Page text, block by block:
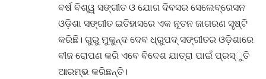
ବର୍ଷ ବିଶ୍ୱ ସଙ୍ଗୀତ ଓ ଯୋଗ ଦିବସର ସେଲେବ୍ରେସନ
ଓଡ଼ିଶା ସଙ୍ଗୀତ ଇତିହାସରେ ଏକ ନୂତନ ଜାଗରଣ ସୃଷ୍ଟି
କରିଛି। ଗୁରୁ ମୁକୁନ୍ଦ ଦେବ ଧ୍ରୁପଦ୍ ସଙ୍ଗୀତର ଓଡ଼ିଶାରେ
ବୀଜ ରୋପଣ କରି ଏବେ ବିଦେଶ ଯାତ୍ରା ପାଇଁ ପ୍ରସ୍ୁତି
ଆରମ୍ଭ କରିଛନ୍ତି।